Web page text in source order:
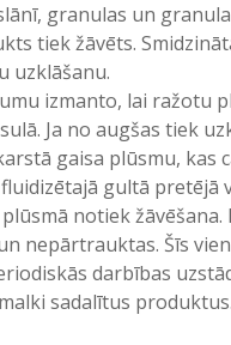
granulas un
tiek žāvēts.
uzklāšanu.
izmanto, lai ražotu
Ja no augšas tiek
gaisa plūsmu,
gultā
notiek
nepārtrauktas. Šīs
darbības
sadalītus